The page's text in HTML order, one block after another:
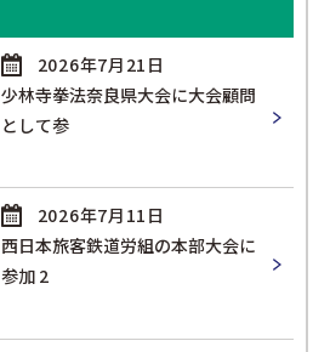
2026年7月21日
少林寺拳法奈良県大会に大会顧問
として参
2026年7月11日
西日本旅客鉄道労組の本部大会に
参加 2